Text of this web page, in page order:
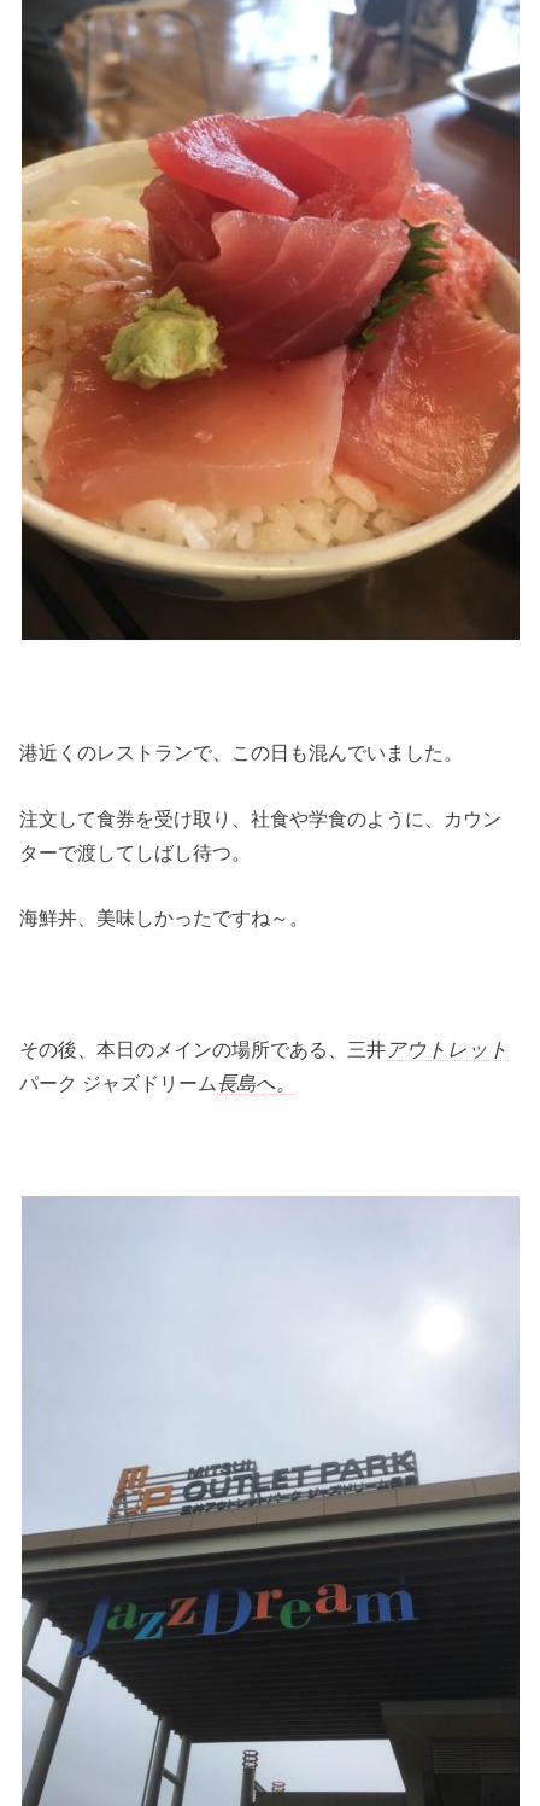
港近くのレストランで、この日も混んでいました。
注文して食券を受け取り、社食や学食のように、カウン
ターで渡してしばし待つ。
海鮮丼、美味しかったですね～。
その後、本日のメインの場所である、三井 アウトレット
パーク ジャズドリーム長島へ。